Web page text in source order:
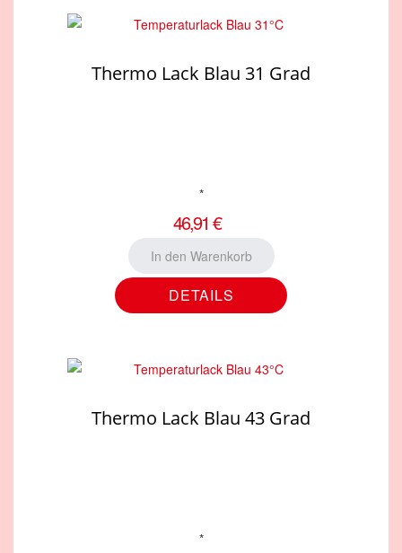
Thermo Lack Blau 31 Grad
*
46,91 €
DETAILS
Thermo Lack Blau 43 Grad
*